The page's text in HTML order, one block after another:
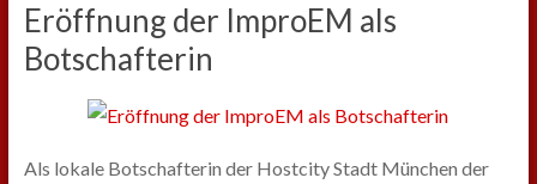
Eröffnung der ImproEM als
Botschafterin
Als lokale Botschafterin der Hostcity Stadt München der